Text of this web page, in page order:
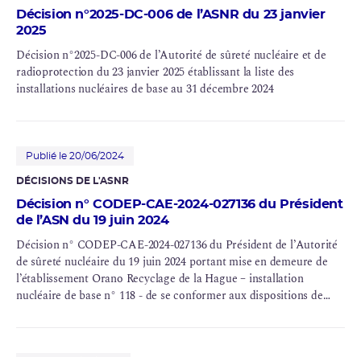
Décision n°2025-DC-006 de l’ASNR du 23 janvier
2025
Décision n°2025-DC-006 de l’Autorité de sûreté nucléaire et de
radioprotection du 23 janvier 2025 établissant la liste des
installations nucléaires de base au 31 décembre 2024
Publié le 20/06/2024
DÉCISIONS DE L'ASNR
Décision n° CODEP-CAE-2024-027136 du Président
de l’ASN du 19 juin 2024
Décision n° CODEP-CAE-2024-027136 du Président de l’Autorité
de sûreté nucléaire du 19 juin 2024 portant mise en demeure de
l’établissement Orano Recyclage de la Hague – installation
nucléaire de basen° 118 - de se conformer aux dispositions de